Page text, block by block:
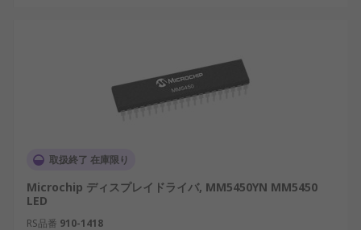
取扱終了 在庫限り
Microchip ディスプレイドライバ, MM5450YN MM5450
LED
RS品番 910-1418